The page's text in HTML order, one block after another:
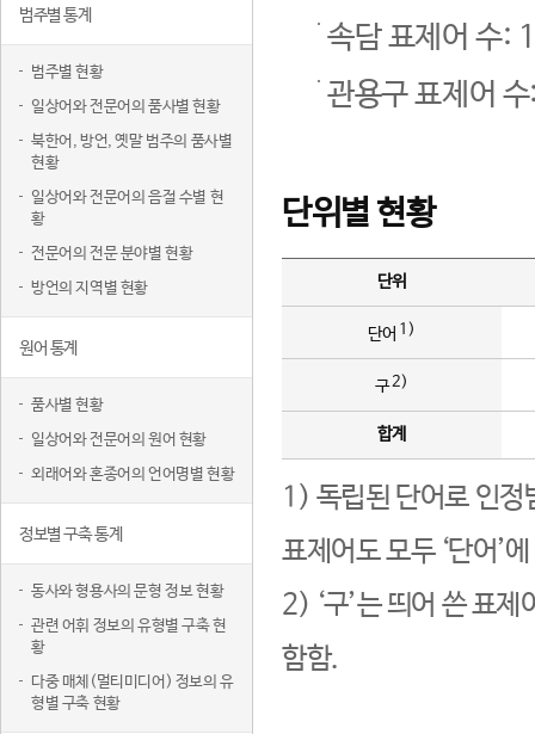
범주별 통계
범주별 현황
일상어와 전문어의 품사별 현황
북한어, 방언, 옛말 범주의 품사별
현황
일상어와 전문어의 음절 수별 현
황
전문어의 전문 분야별 현황
방언의 지역별 현황
원어 통계
품사별 현황
일상어와 전문어의 원어 현황
외래어와 혼종어의 언어명별 현황
정보별 구축 통계
동사와 형용사의 문형 정보 현황
관련 어휘 정보의 유형별 구축 현
황
다중 매체(멀티미디어) 정보의 유
형별 구축 현황
속담 표제어 수:
관용구 표제어
단위별 현황
단위
단어 1)
구2)
합계
1) 독립된 단어로 인정
표제어도 모두 ‘단어’
2) ‘구’는 띄어 쓴 표
함함.